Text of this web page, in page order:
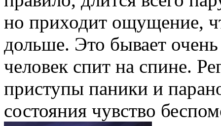
но приходит ощущение,
дольше. Это бывает очень
человек спит на спине.
приступы паники и
состояния чувство